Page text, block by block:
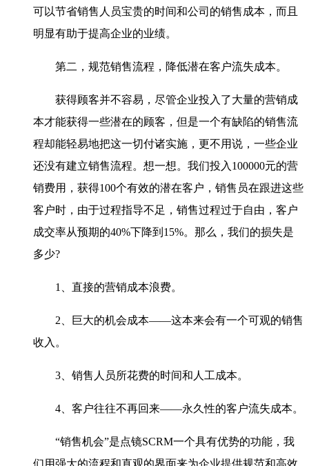
可以节省销售人员宝贵的时间和公司的销售成本，而且
明显有助于提高企业的业绩。
第二，规范销售流程，降低潜在客户流失成本。
获得顾客并不容易，尽管企业投入了大量的营销成
本才能获得一些潜在的顾客，但是一个有缺陷的销售流
程却能轻易地把这一切付诸实施，更不用说，一些企业
还没有建立销售流程。想一想。我们投入100000元的营
销费用，获得100个有效的潜在客户，销售员在跟进这些
客户时，由于过程指导不足，销售过程过于自由，客户
成交率从预期的40%下降到15%。那么，我们的损失是
多少?
1、直接的营销成本浪费。
2、巨大的机会成本——这本来会有一个可观的销售
收入。
3、销售人员所花费的时间和人工成本。
4、客户往往不再回来——永久性的客户流失成本。
“销售机会”是点镜SCRM一个具有优势的功能，我